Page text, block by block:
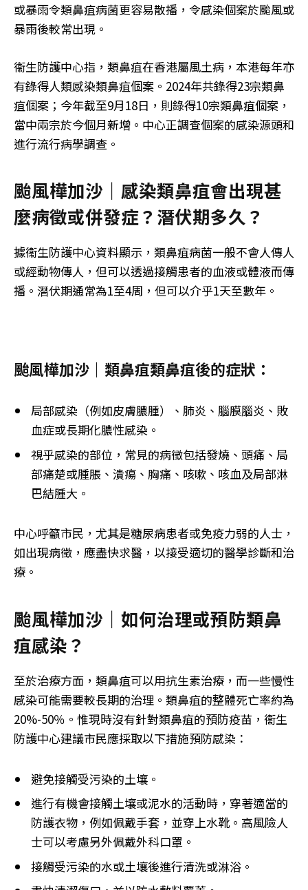
或暴雨令類鼻疽病菌更容易散播，令感染個案於颱風或
暴雨後較常出現。
衞生防護中心指，類鼻疽在香港屬風土病，本港每年亦
有錄得人類感染類鼻疽個案。2024年共錄得23宗類鼻
疽個案；今年截至9月18日，則錄得10宗類鼻疽個案，
當中兩宗於今個月新增。中心正調查個案的感染源頭和
進行流行病學調查。
颱風樺加沙｜感染類鼻疽會出現甚
麼病徵或併發症？潛伏期多久？
據衞生防護中心資料顯示，類鼻疽病菌一般不會人傳人
或經動物傳人，但可以透過接觸患者的血液或體液而傳
播。潛伏期通常為1至4周，但可以介乎1天至數年。
颱風樺加沙｜類鼻疽類鼻疽後的症狀：
局部感染（例如皮膚膿腫）、肺炎、腦膜腦炎、敗
血症或長期化膿性感染。
視乎感染的部位，常見的病徵包括發燒、頭痛、局
部痛楚或腫脹、潰瘍、胸痛、咳嗽、咳血及局部淋
巴結腫大。
中心呼籲市民，尤其是糖尿病患者或免疫力弱的人士，
如出現病徵，應盡快求醫，以接受適切的醫學診斷和治
療。
颱風樺加沙｜如何治理或預防類鼻
疽感染？
至於治療方面，類鼻疽可以用抗生素治療，而一些慢性
感染可能需要較長期的治理。類鼻疽的整體死亡率約為
20%-50％。惟現時沒有針對類鼻疽的預防疫苗，衞生
防護中心建議市民應採取以下措施預防感染：
避免接觸受污染的土壤。
進行有機會接觸土壤或泥水的活動時，穿著適當的
防護衣物，例如佩戴手套，並穿上水靴。高風險人
士可以考慮另外佩戴外科口罩。
接觸受污染的水或土壤後進行清洗或淋浴。